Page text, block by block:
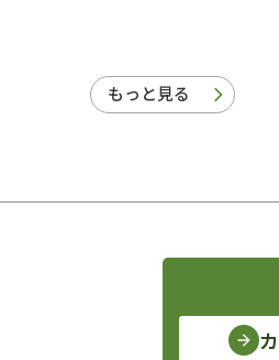
もっと見る